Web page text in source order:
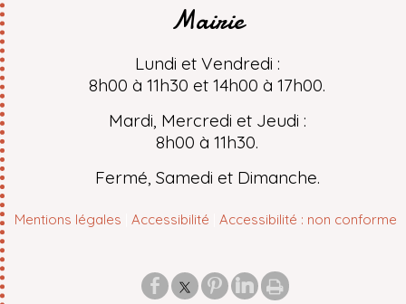
Mairie
Lundi et Vendredi :
8h00 à 11h30 et 14h00 à 17h00.
Mardi, Mercredi et Jeudi :
8h00 à 11h30.
Fermé, Samedi et Dimanche.
Mentions légales Accessibilité Accessibilité : non conforme